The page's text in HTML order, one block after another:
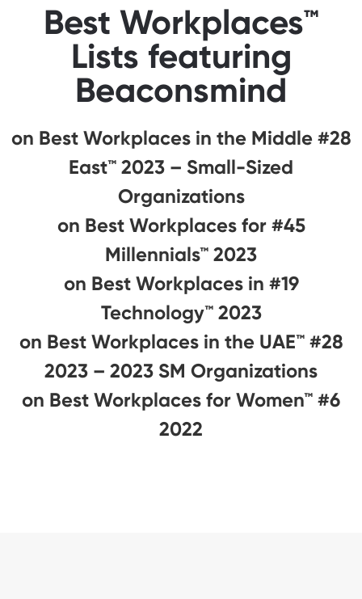
Best Workplaces™
Lists featuring
Beaconsmind
#28 on Best Workplaces in the Middle
East™ 2023 – Small-Sized
Organizations
#45 on Best Workplaces for
Millennials™ 2023
#19 on Best Workplaces in
Technology™ 2023
#28 on Best Workplaces in the UAE™
2023 – 2023 SM Organizations
#6 on Best Workplaces for Women™
2022